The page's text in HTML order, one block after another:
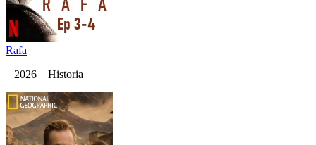
Rafa
2026 Historia